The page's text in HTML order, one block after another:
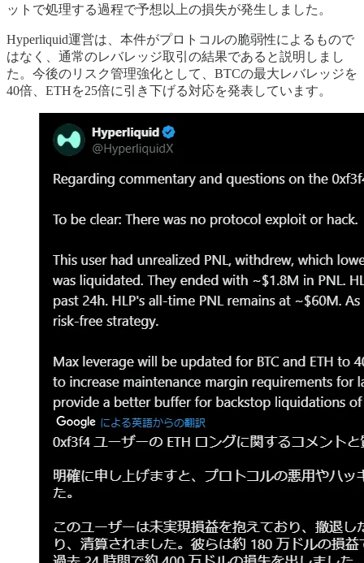
ットで処理する過程で予想以上の損失が発生しました。
Hyperliquid運営は、本件がプロトコルの脆弱性によるもので
はなく、通常のレバレッジ取引の結果であると説明しまし
た。今後のリスク管理強化として、BTCの最大レバレッジを
40倍、ETHを25倍に引き下げる対応を発表しています。